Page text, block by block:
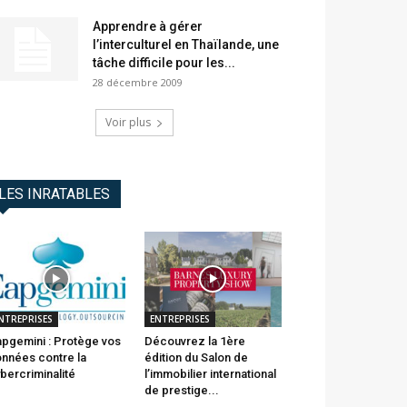
Apprendre à gérer
l’interculturel en Thaïlande, une
tâche difficile pour les...
28 décembre 2009
Voir plus
LES INRATABLES
: Protège vos
contre la
ENTREPRISES
Découvrez la 1ère
édition du Salon de
l’immobilier international
de prestige...